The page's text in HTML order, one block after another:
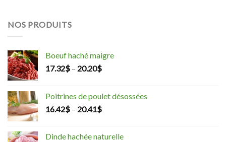
NOS PRODUITS
Boeuf haché maigre
17.32$ – 20.20$
Poitrines de poulet désossées
16.42$ – 20.41$
Dinde hachée naturelle